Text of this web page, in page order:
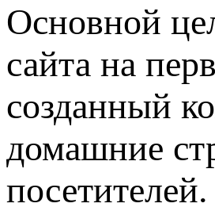
Основной
сайта на
созданный
домашние
посетителей.